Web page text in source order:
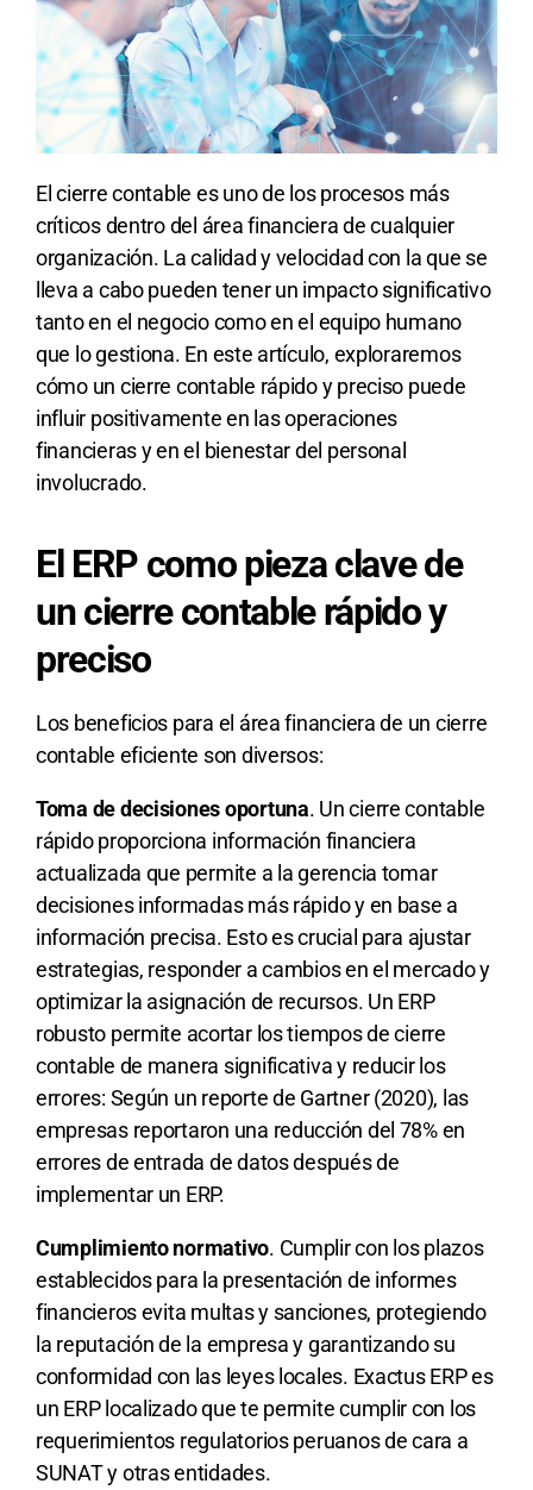
El cierre contable es uno de los procesos más
críticos dentro del área financiera de cualquier
organización. La calidad y velocidad con la que se
lleva a cabo pueden tener un impacto significativo
tanto en el negocio como en el equipo humano
que lo gestiona. En este artículo, exploraremos
cómo un cierre contable rápido y preciso puede
influir positivamente en las operaciones
financieras y en el bienestar del personal
involucrado.
El ERP como pieza clave de
un cierre contable rápido y
preciso
Los beneficios para el área financiera de un cierre
contable eficiente son diversos:
Toma de decisiones oportuna. Un cierre contable
rápido proporciona información financiera
actualizada que permite a la gerencia tomar
decisiones informadas más rápido y en base a
información precisa. Esto es crucial para ajustar
estrategias, responder a cambios en el mercado y
optimizar la asignación de recursos. Un ERP
robusto permite acortar los tiempos de cierre
contable de manera significativa y reducir los
errores: Según un reporte de Gartner (2020), las
empresas reportaron una reducción del 78% en
errores de entrada de datos después de
implementar un ERP.
Cumplimiento normativo. Cumplir con los plazos
establecidos para la presentación de informes
financieros evita multas y sanciones, protegiendo
la reputación de la empresa y garantizando su
conformidad con las leyes locales. Exactus ERP es
un ERP localizado que te permite cumplir con los
requerimientos regulatorios peruanos de cara a
SUNAT y otras entidades.